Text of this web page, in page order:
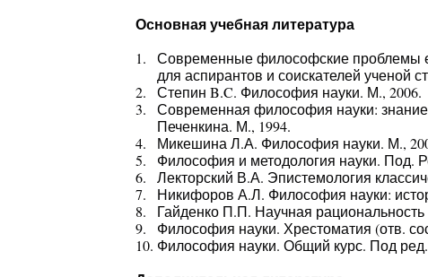
Основная учебная литература
Современные философские проблемы
для аспирантов и соискателей ученой
Степин B.C. Философия науки. М., 2006.
Современная философия науки:
Печенкина. М., 1994.
Микешина Л.А. Философия науки. М.,
Философия и методология науки. Под.
Лекторский В.А. Эпистемология
Никифоров А.Л. Философия науки:
Гайденко П.П. Научная
Философия науки. Хрестоматия (отв.
Философия науки. Общий курс. Под